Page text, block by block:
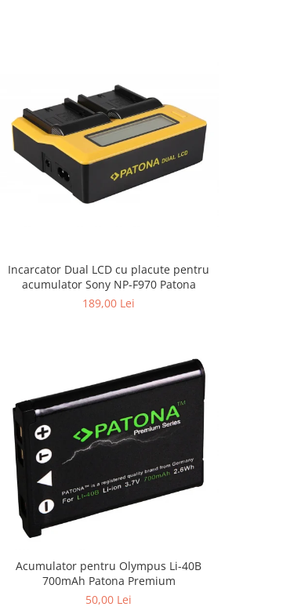
Incarcator Dual LCD cu placute pentru
acumulator Sony NP-F970 Patona
189,00 Lei
Acumulator pentru Olympus Li-40B
700mAh Patona Premium
50,00 Lei